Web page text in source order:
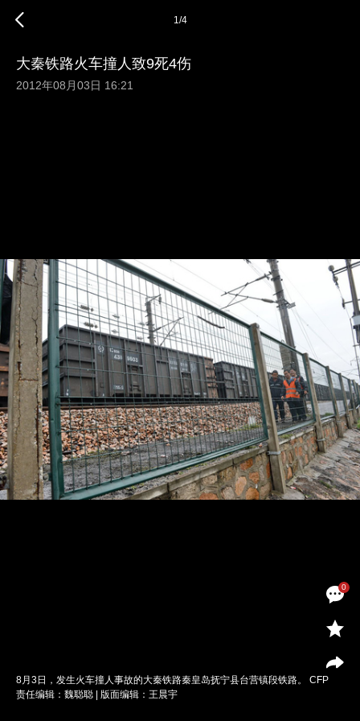
0
1/4
大秦铁路火车撞人致9死4伤
2012年08月03日 16:21
8月3日，发生火车撞人事故的大秦铁路秦皇岛抚宁县台营镇段铁路。 CFP
责任编辑：魏聪聪 | 版面编辑：王晨宇